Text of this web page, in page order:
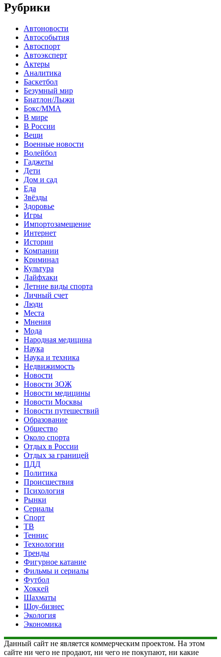
Рубрики
Автоновости
Автособытия
Автоспорт
Автоэксперт
Актеры
Аналитика
Баскетбол
Безумный мир
Биатлон/Лыжи
Бокс/MMA
В мире
В России
Вещи
Военные новости
Волейбол
Гаджеты
Дети
Дом и сад
Еда
Звёзды
Здоровье
Игры
Импортозамещение
Интернет
Истории
Компании
Криминал
Культура
Лайфхаки
Летние виды спорта
Личный счет
Люди
Места
Мнения
Мода
Народная медицина
Наука
Наука и техника
Недвижимость
Новости
Новости ЗОЖ
Новости медицины
Новости Москвы
Новости путешествий
Образование
Общество
Около спорта
Отдых в России
Отдых за границей
ПДД
Политика
Происшествия
Психология
Рынки
Сериалы
Спорт
ТВ
Теннис
Технологии
Тренды
Фигурное катание
Фильмы и сериалы
Футбол
Хоккей
Шахматы
Шоу-бизнес
Экология
Экономика
Данный сайт не является коммерческим проектом. На этом
сайте ни чего не продают, ни чего не покупают, ни какие